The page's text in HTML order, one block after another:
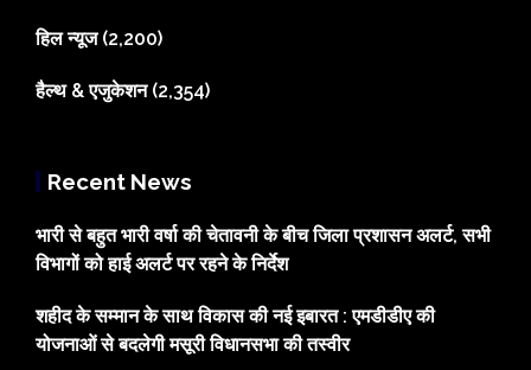
हिल न्यूज(2,200)
हैल्थ & एजुकेशन(2,354)
Recent News
भारी से बहुत भारी वर्षा की चेतावनी के बीच जिला प्रशासन अलर्ट, सभी
विभागों को हाई अलर्ट पर रहने के निर्देश
शहीद के सम्मान के साथ विकास की नई इबारत : एमडीडीए की
योजनाओं से बदलेगी मसूरी विधानसभा की तस्वीर